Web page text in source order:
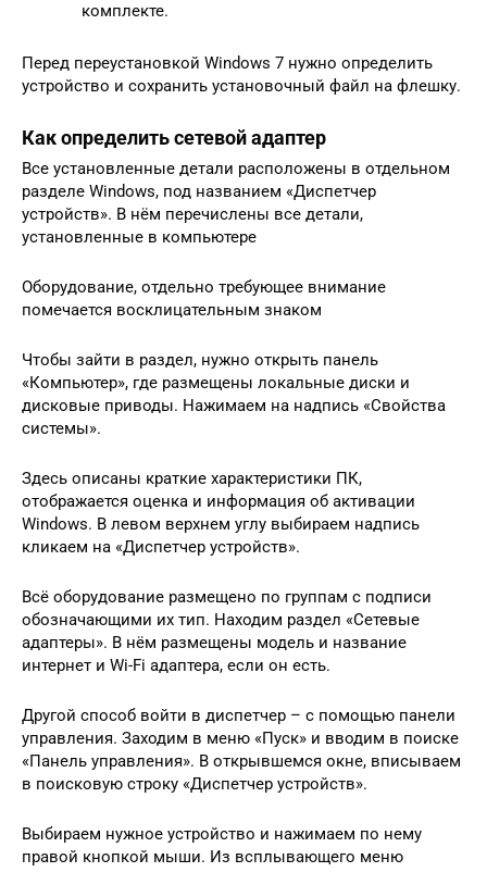
комплекте.
Перед переустановкой Windows 7 нужно определить
устройство и сохранить установочный файл на флешку.
Как определить сетевой адаптер
Все установленные детали расположены в отдельном
разделе Windows, под названием «Диспетчер
устройств». В нём перечислены все детали,
установленные в компьютере
Оборудование, отдельно требующее внимание
помечается восклицательным знаком
Чтобы зайти в раздел, нужно открыть панель
«Компьютер», где размещены локальные диски и
дисковые приводы. Нажимаем на надпись «Свойства
системы».
Здесь описаны краткие характеристики ПК,
отображается оценка и информация об активации
Windows. В левом верхнем углу выбираем надпись
кликаем на «Диспетчер устройств».
Всё оборудование размещено по группам с подписи
обозначающими их тип. Находим раздел «Сетевые
адаптеры». В нём размещены модель и название
интернет и Wi-Fi адаптера, если он есть.
Другой способ войти в диспетчер – с помощью панели
управления. Заходим в меню «Пуск» и вводим в поиске
«Панель управления». В открывшемся окне, вписываем
в поисковую строку «Диспетчер устройств».
Выбираем нужное устройство и нажимаем по нему
правой кнопкой мыши. Из всплывающего меню